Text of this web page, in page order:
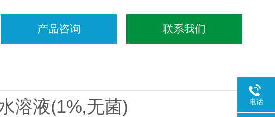
产品咨询 联系我们
溶液(1%,无菌) 电话